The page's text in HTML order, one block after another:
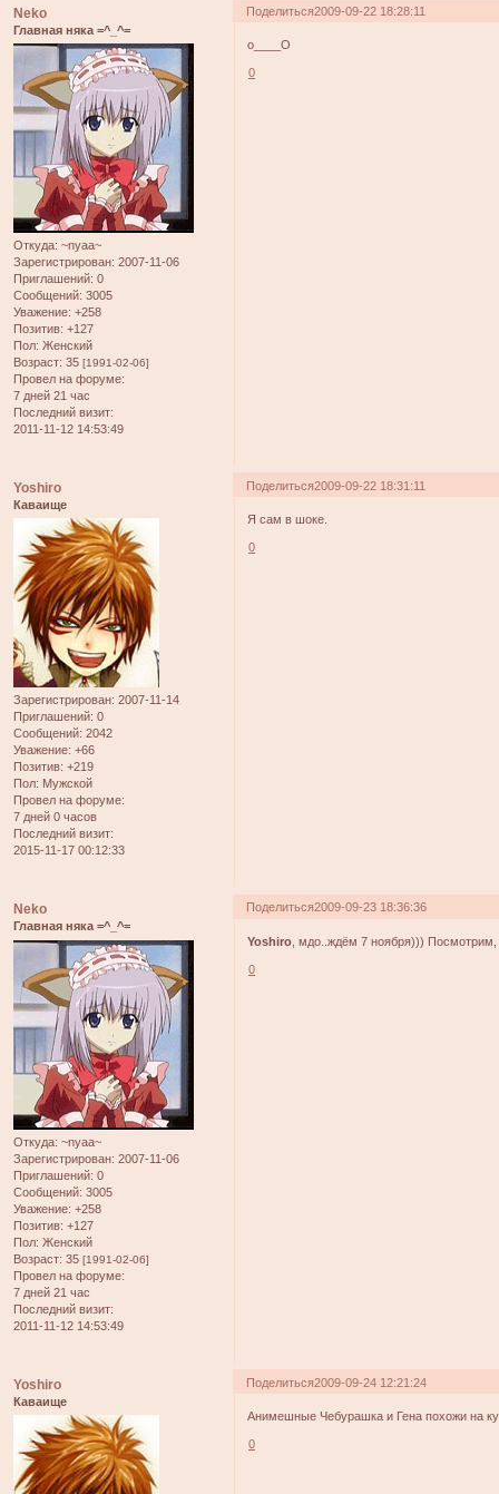
Поделиться2009-09-22 18:28:11
Neko
Главная няка =^_^=
Откуда: ~nyaa~
Зарегистрирован: 2007-11-06
Приглашений: 0
Сообщений: 3005
Уважение: +258
Позитив: +127
Пол: Женский
Возраст: 35 [1991-02-06]
Провел на форуме:
7 дней 21 час
Последний визит:
2011-11-12 14:53:49
о____О
0
Поделиться2009-09-22 18:31:11
Yoshiro
Каваище
Зарегистрирован: 2007-11-14
Приглашений: 0
Сообщений: 2042
Уважение: +66
Позитив: +219
Пол: Мужской
Провел на форуме:
7 дней 0 часов
Последний визит:
2015-11-17 00:12:33
Я сам в шоке.
0
Поделиться2009-09-23 18:36:36
Neko
Главная няка =^_^=
Откуда: ~nyaa~
Зарегистрирован: 2007-11-06
Приглашений: 0
Сообщений: 3005
Уважение: +258
Позитив: +127
Пол: Женский
Возраст: 35 [1991-02-06]
Провел на форуме:
7 дней 21 час
Последний визит:
2011-11-12 14:53:49
Yoshiro , мдо..ждём 7 ноября))) Посмотрим,
0
Поделиться2009-09-24 12:21:24
Yoshiro
Каваище
Анимешные Чебурашка и Гена похожи на
0